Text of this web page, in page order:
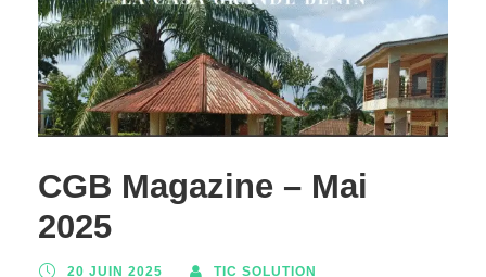
CGB Magazine – Mai
2025
20 JUIN 2025 TIC SOLUTION